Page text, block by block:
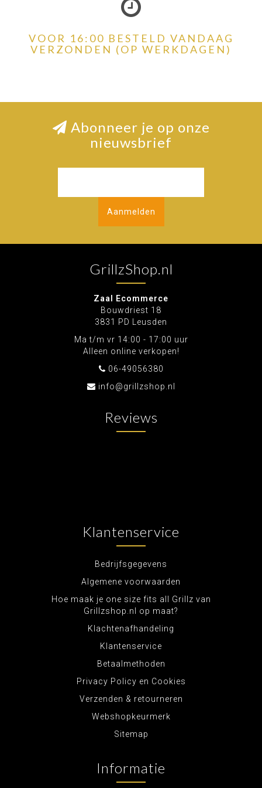
VOOR 16:00 BESTELD VANDAAG
VERZONDEN (OP WERKDAGEN)
Abonneer je op onze
nieuwsbrief
Aanmelden
GrillzShop.nl
Zaal Ecommerce
Bouwdriest 18
3831 PD Leusden
Ma t/m vr 14:00 - 17:00 uur
Alleen online verkopen!
06-49056380
info@grillzshop.nl
Reviews
Klantenservice
Bedrijfsgegevens
Algemene voorwaarden
Hoe maak je one size fits all Grillz van
Grillzshop.nl op maat?
Klachtenafhandeling
Klantenservice
Betaalmethoden
Privacy Policy en Cookies
Verzenden & retourneren
Webshopkeurmerk
Sitemap
Informatie